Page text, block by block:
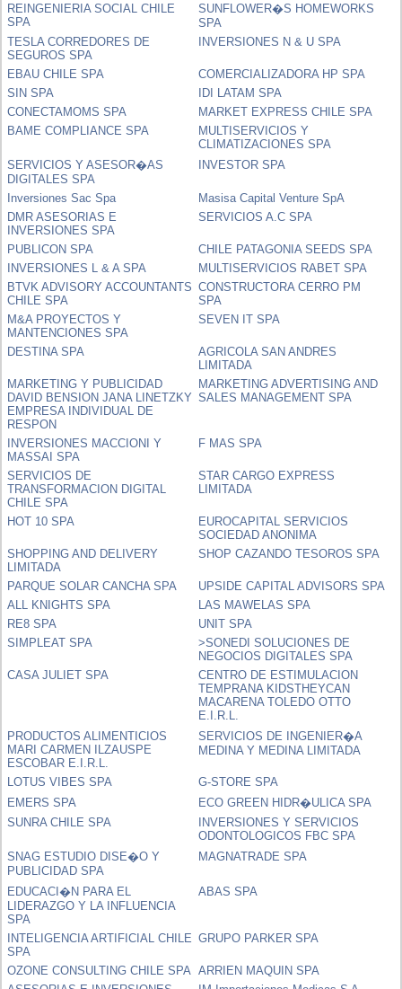
REINGENIERIA SOCIAL CHILE
SPA
SUNFLOWER�S HOMEWORKS
SPA
TESLA CORREDORES DE
SEGUROS SPA
INVERSIONES N & U SPA
EBAU CHILE SPA
COMERCIALIZADORA HP SPA
SIN SPA
IDI LATAM SPA
CONECTAMOMS SPA
MARKET EXPRESS CHILE SPA
BAME COMPLIANCE SPA
MULTISERVICIOS Y
CLIMATIZACIONES SPA
SERVICIOS Y ASESOR�AS
DIGITALES SPA
INVESTOR SPA
Inversiones Sac Spa
Masisa Capital Venture SpA
DMR ASESORIAS E
INVERSIONES SPA
SERVICIOS A.C SPA
PUBLICON SPA
CHILE PATAGONIA SEEDS SPA
INVERSIONES L & A SPA
MULTISERVICIOS RABET SPA
BTVK ADVISORY ACCOUNTANTS
CHILE SPA
CONSTRUCTORA CERRO PM
SPA
M&A PROYECTOS Y
MANTENCIONES SPA
SEVEN IT SPA
DESTINA SPA
AGRICOLA SAN ANDRES
LIMITADA
MARKETING Y PUBLICIDAD
DAVID BENSION JANA LINETZKY
EMPRESA INDIVIDUAL DE
RESPON
MARKETING ADVERTISING AND
SALES MANAGEMENT SPA
INVERSIONES MACCIONI Y
MASSAI SPA
F MAS SPA
SERVICIOS DE
TRANSFORMACION DIGITAL
CHILE SPA
STAR CARGO EXPRESS
LIMITADA
HOT 10 SPA
EUROCAPITAL SERVICIOS
SOCIEDAD ANONIMA
SHOPPING AND DELIVERY
LIMITADA
SHOP CAZANDO TESOROS SPA
PARQUE SOLAR CANCHA SPA
UPSIDE CAPITAL ADVISORS SPA
ALL KNIGHTS SPA
LAS MAWELAS SPA
RE8 SPA
UNIT SPA
SIMPLEAT SPA
>SONEDI SOLUCIONES DE
NEGOCIOS DIGITALES SPA
CASA JULIET SPA
CENTRO DE ESTIMULACION
TEMPRANA KIDSTHEYCAN
MACARENA TOLEDO OTTO
E.I.R.L.
PRODUCTOS ALIMENTICIOS
MARI CARMEN ILZAUSPE
ESCOBAR E.I.R.L.
SERVICIOS DE INGENIER�A
MEDINA Y MEDINA LIMITADA
LOTUS VIBES SPA
G-STORE SPA
EMERS SPA
ECO GREEN HIDR�ULICA SPA
SUNRA CHILE SPA
INVERSIONES Y SERVICIOS
ODONTOLOGICOS FBC SPA
SNAG ESTUDIO DISE�O Y
PUBLICIDAD SPA
MAGNATRADE SPA
EDUCACI�N PARA EL
LIDERAZGO Y LA INFLUENCIA
SPA
ABAS SPA
INTELIGENCIA ARTIFICIAL CHILE
SPA
GRUPO PARKER SPA
OZONE CONSULTING CHILE SPA
ARRIEN MAQUIN SPA